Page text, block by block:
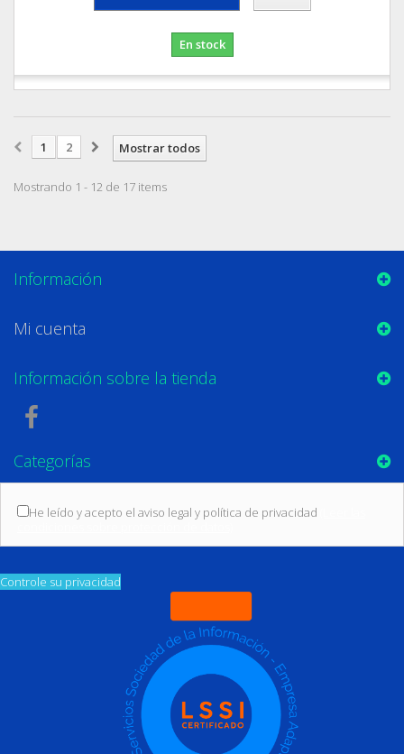
En stock
Mostrar todos
1 2
Mostrando 1 - 12 de 17 items
Información
Mi cuenta
Información sobre la tienda
Categorías
He leído y acepto el aviso legal y política de privacidad
Controle su privacidad